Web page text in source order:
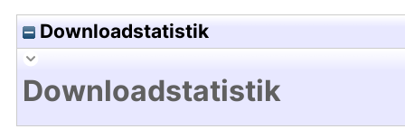
Downloadstatistik
Downloadstatistik